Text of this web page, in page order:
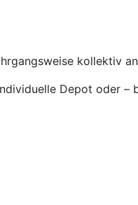
kollektiv
Depot oder –